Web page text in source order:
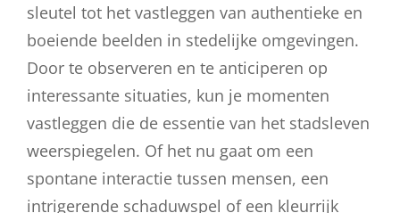
sleutel tot het vastleggen van authentieke en
boeiende beelden in stedelijke omgevingen.
Door te observeren en te anticiperen op
interessante situaties, kun je momenten
vastleggen die de essentie van het stadsleven
weerspiegelen. Of het nu gaat om een
spontane interactie tussen mensen, een
intrigerende schaduwspel of een kleurrijk